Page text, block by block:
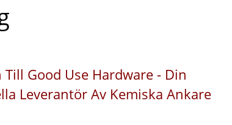
Good Use Hardware - Din
Leverantör Av Kemiska Ankare